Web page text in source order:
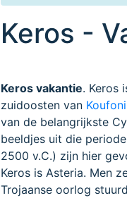
Keros -
Keros vakantie. Keros
zuidoosten van
van de belangrijkste
beeldjes uit die
2500 v.C.) zijn hier
Keros is Asteria. Men
Trojaanse oorlog